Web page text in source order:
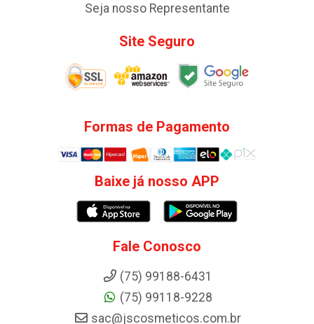
Seja nosso Representante
Site Seguro
Formas de Pagamento
Baixe já nosso APP
Fale Conosco
(75) 99188-6431
(75) 99118-9228
sac@jscosmeticos.com.br